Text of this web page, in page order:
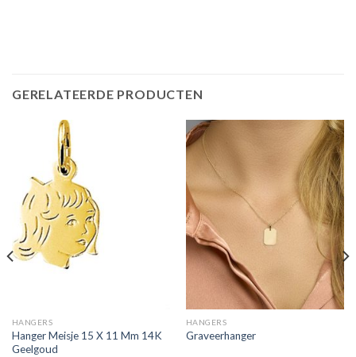
GERELATEERDE PRODUCTEN
HANGERS
Hanger Meisje 15 X 11 Mm 14K
Geelgoud
HANGERS
Graveerhanger